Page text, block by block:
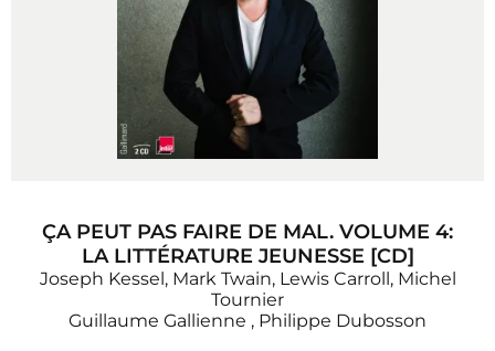
ÇA PEUT PAS FAIRE DE MAL. VOLUME 4:
LA LITTÉRATURE JEUNESSE [CD]
Joseph Kessel, Mark Twain, Lewis Carroll, Michel
Tournier
Guillaume Gallienne , Philippe Dubosson